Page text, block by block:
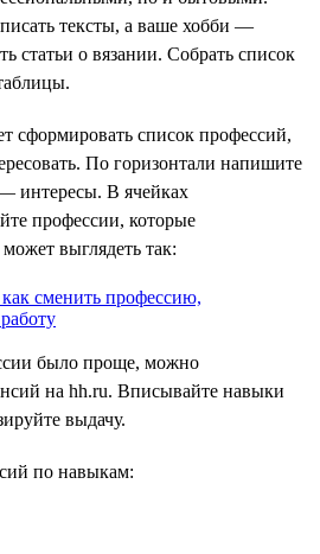
тексты, а ваше хобби —
статьи о вязании. Собрать список
сформировать список профессий,
По горизонтали напишите
интересы. В ячейках
профессии, которые
выглядеть так:
было проще, можно
на hh.ru. Вписывайте навыки
выдачу.
по навыкам: